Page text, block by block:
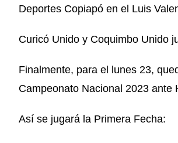
Deportes Copiapó en el Luis
Curicó Unido y Coquimbo Unido
Finalmente, para el lunes 23,
Campeonato Nacional 2023 ante
Así se jugará la Primera Fecha: